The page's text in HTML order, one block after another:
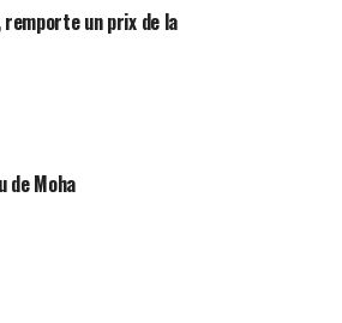
dizaines de mètres, une
conférence et un lounge. Après
tout est désormais accessible au
(Grand Route 126, 4537
le lundi, mardi, jeudi et
avec une ouverture dès 13h le
le week-end. La réservation est
avec un prix de 20€ par
de 2€ à chaque partie
remporte un prix de la
de Moha